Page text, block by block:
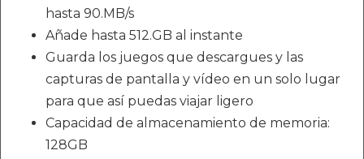
hasta 90.MB/s
Añade hasta 512.GB al instante
Guarda los juegos que descargues y las
capturas de pantalla y vídeo en un solo lugar
para que así puedas viajar ligero
Capacidad de almacenamiento de memoria:
128GB